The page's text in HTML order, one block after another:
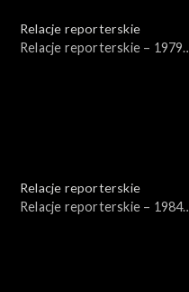
Relacje reporterskie
Relacje reporterskie – 1979-
Relacje reporterskie
Relacje reporterskie – 1984